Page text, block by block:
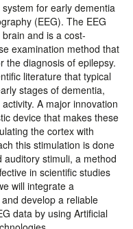
for early dementia
(EEG). The EEG
and is a cost-
examination method that
the diagnosis of epilepsy.
literature that typical
stages of dementia,
A major innovation
device that makes these
the cortex with
this stimulation is done
stimuli, a method
in scientific studies
will integrate a
develop a reliable
data by using Artificial